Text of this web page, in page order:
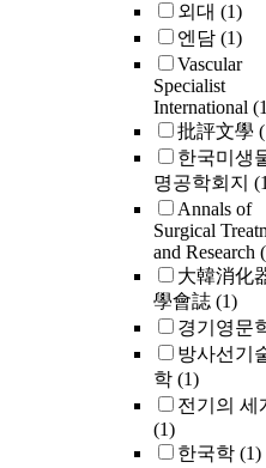
외대 (1)
엔담 (1)
Vascular
Specialist
International
批評文學
한국미생
명공학회지
Annals of
Surgical
and Research
大韓消化
學會誌 (1)
경기영문
방사선기
학 (1)
전기의 세
(1)
한국학 (1)